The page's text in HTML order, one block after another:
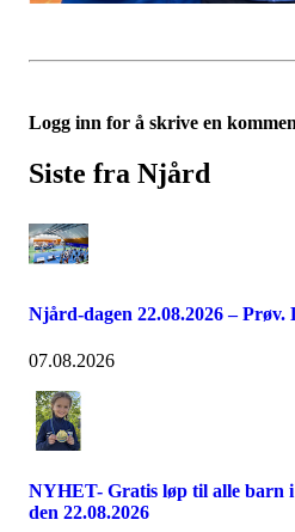
Logg inn for å skrive en
Siste fra Njård
Njård-dagen 22.08.2026 – Prøv.
07.08.2026
NYHET- Gratis løp til alle barn
den 22.08.2026